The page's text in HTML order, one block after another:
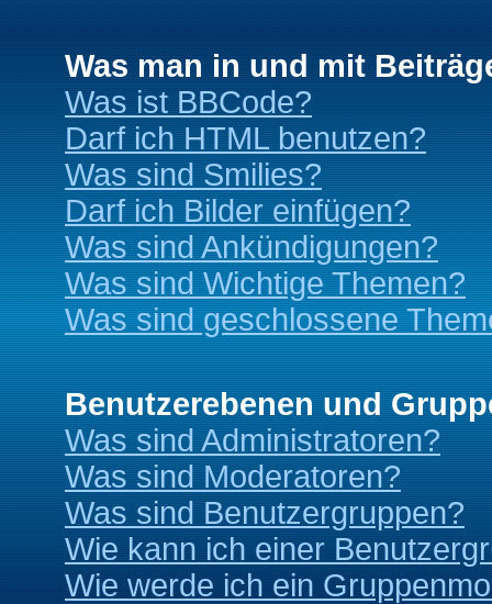
Was man in und mit
Was ist BBCode?
Darf ich HTML benutzen?
Was sind Smilies?
Darf ich Bilder einfügen?
Was sind Ankündigungen?
Was sind Wichtige Themen?
Was sind geschlossene
Benutzerebenen und
Was sind Administratoren?
Was sind Moderatoren?
Was sind Benutzergruppen?
Wie kann ich einer
Wie werde ich ein